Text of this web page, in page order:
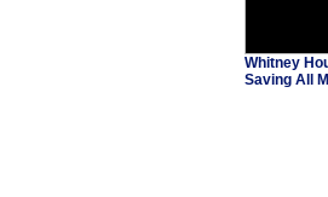
Whitney
Saving All